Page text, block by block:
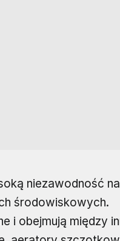
niezawodność
środowiskowych.
i obejmują między